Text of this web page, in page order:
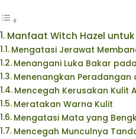
Manfaat Witch Hazel
Mengatasi Jerawat
Menangani Luka Bakar
Menenangkan Peradangan
Mencegah Kerusakan Kulit
Meratakan Warna Kulit
Mengatasi Mata yang
Mencegah Munculnya